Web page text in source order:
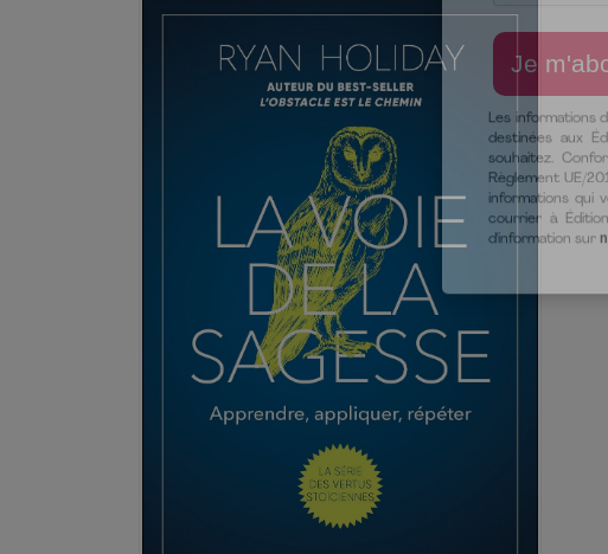
destinées aux
souhaitez.
Règlement UE/
courrier à